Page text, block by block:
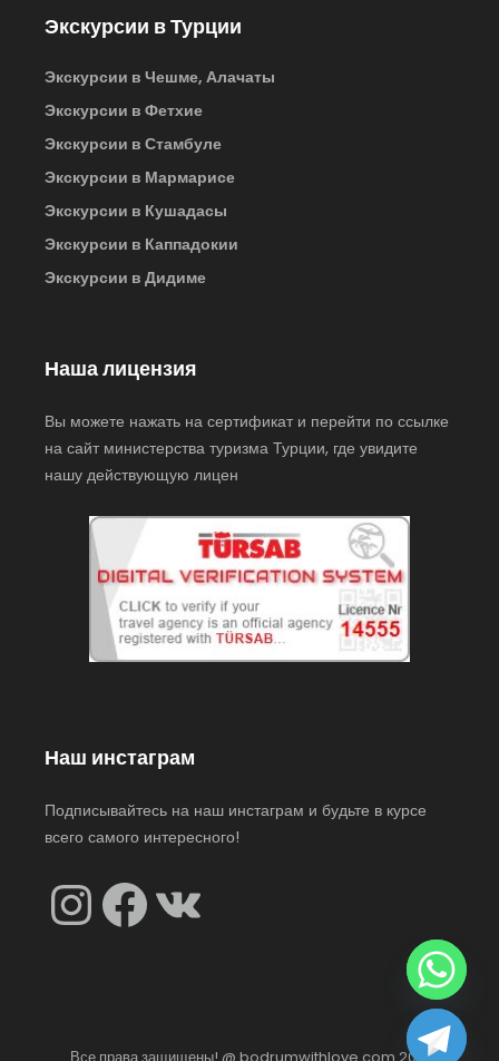
Экскурсии в Турции
Экскурсии в Чешме, Алачаты
Экскурсии в Фетхие
Экскурсии в Стамбуле
Экскурсии в Мармарисе
Экскурсии в Кушадасы
Экскурсии в Каппадокии
Экскурсии в Дидиме
Наша лицензия
Вы можете нажать на сертификат и перейти по ссылке
на сайт министерства туризма Турции, где увидите
нашу действующую лицен
Наш инстаграм
Подписывайтесь на наш инстаграм и будьте в курсе
всего самого интересного!
Instagram
Facebook
VK
Все права защищены! @ bodrumwithlove.com 2021